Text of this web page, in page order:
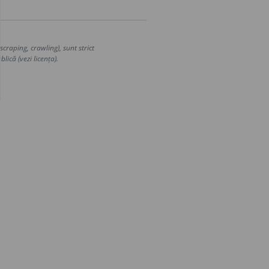
crawling), sunt strict
(vezi licența).